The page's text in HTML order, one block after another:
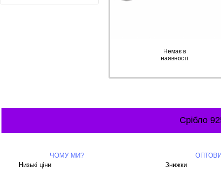
Немає в
наявності
Срібло
ЧОМУ МИ?
Низькі ціни
Знижки